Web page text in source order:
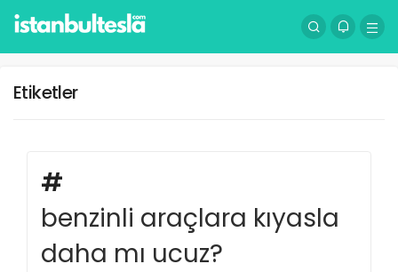
Etiketler
#
benzinli araçlara kıyasla
daha mı ucuz?